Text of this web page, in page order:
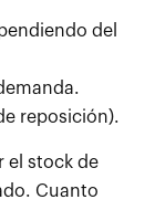
del
reposición).
el stock de
Cuanto